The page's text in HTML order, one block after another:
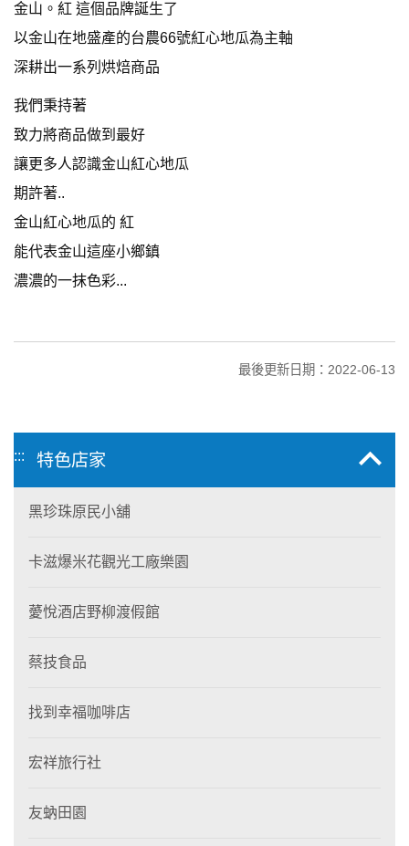
金山。紅 這個品牌誕生了
以金山在地盛產的台農66號紅心地瓜為主軸
深耕出一系列烘焙商品
我們秉持著
致力將商品做到最好
讓更多人認識金山紅心地瓜
期許著..
金山紅心地瓜的 紅
能代表金山這座小鄉鎮
濃濃的一抹色彩...
最後更新日期：2022-06-13
::: 特色店家
黑珍珠原民小舖
卡滋爆米花觀光工廠樂園
薆悅酒店野柳渡假館
蔡技食品
找到幸福咖啡店
宏祥旅行社
友蚋田園